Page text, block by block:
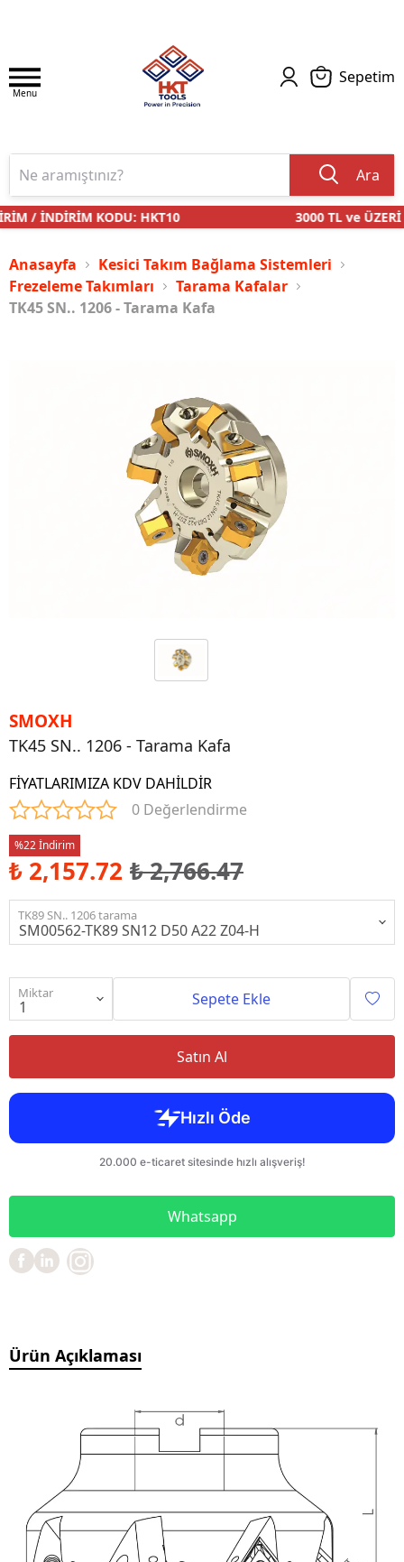
Menu
Sepetim
Ara
/ İNDİRİM KODU: HKT10 3000 TL ve ÜZERİ
Anasayfa
Kesici Takım Bağlama Sistemleri
Frezeleme Takımları
Tarama Kafalar
TK45 SN.. 1206 - Tarama Kafa
SMOXH
TK45 SN.. 1206 - Tarama Kafa
FİYATLARIMIZA KDV DAHİLDİR
0 Değerlendirme
%22 İndirim
₺ 2,157.72 ₺ 2,766.47
TK89 SN.. 1206 tarama
Miktar Sepete Ekle
Satın Al
Whatsapp
Ürün Açıklaması